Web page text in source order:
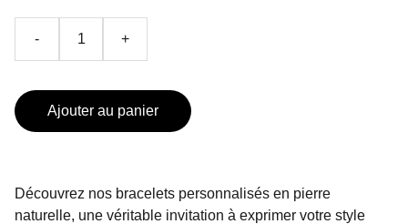
- +
Ajouter au panier
Découvrez nos bracelets personnalisés en pierre
naturelle, une véritable invitation à exprimer votre style